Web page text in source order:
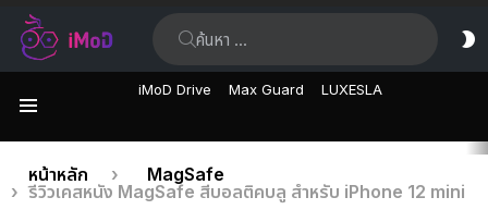
iMoD Drive Max Guard LUXESLA
เรื่อง
ล่าสุด
คุณอยู่ที่นี่:
หน้าหลัก
MagSafe
รีวิวเคสหนัง MagSafe สีบอลติคบลู สำหรับ iPhone 12 mini